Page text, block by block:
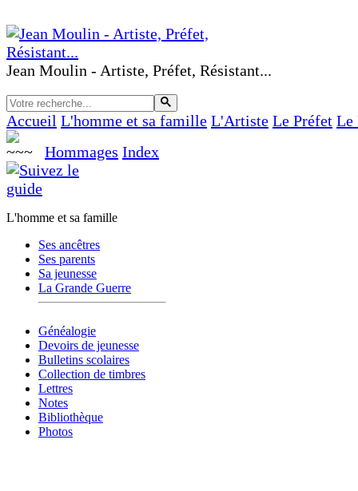
Jean Moulin - Artiste, Préfet, Résistant...
Accueil L'homme et sa famille L'Artiste Le Préfet Le
Hommages Index
L'homme et sa famille
Ses ancêtres
Ses parents
Sa jeunesse
La Grande Guerre
Généalogie
Devoirs de jeunesse
Bulletins scolaires
Collection de timbres
Lettres
Notes
Bibliothèque
Photos